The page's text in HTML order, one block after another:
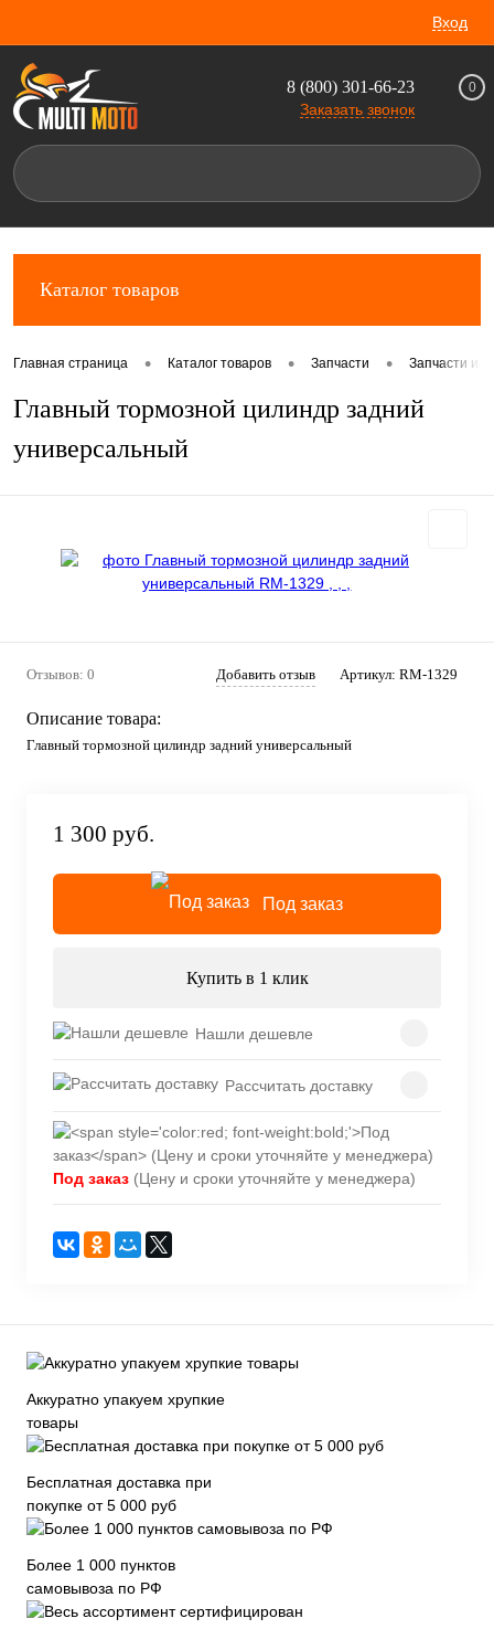
Вход
8 (800) 301-66-23
Заказать звонок
0
Каталог товаров
Главная страница • Каталог товаров • Запчасти • Запчасти и
Главный тормозной цилиндр задний
универсальный
Отзывов: 0 Добавить отзыв Артикул: RM-1329
Описание товара:
Главный тормозной цилиндр задний универсальный
1 300 руб.
Под заказ
Купить в 1 клик
Нашли дешевле
Рассчитать доставку
Под заказ (Цену и сроки уточняйте у менеджера)
Аккуратно упакуем хрупкие
товары
Бесплатная доставка при
покупке от 5 000 руб
Более 1 000 пунктов
самовывоза по РФ